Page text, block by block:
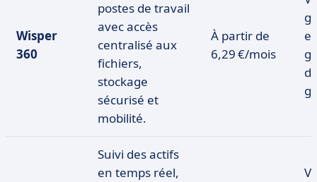
Wisper
360
postes de travail
avec accès
centralisé aux
fichiers,
stockage
sécurisé et
mobilité.
À partir de
6,29 €/mois
Suivi des actifs
en temps réel,